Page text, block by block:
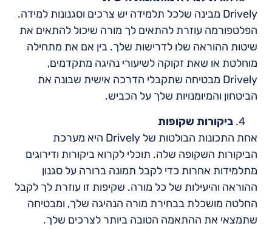
Drively מבינה שלכל תלמידה יש צרכים וסגנונות למידה.
הפלטפורמה עוזרת להתאים לך מורה שיכול להתאים את
שיטות ההוראה שלו לדרישות שלך. בין אם את מתחילה
מוחלטת או שאת זקוקה לשיעורי נהיגה מתקדמים,
Drively מבטיחה שתקבלי הדרכה אישית שבונה את
הביטחון והמיומנויות שלך על הכביש.
ביקורות שקופות
אחת התכונות הבולטות של Drively היא מערכת
הביקורות השקופה שלה. תוכלי לקרוא ביקורות ודירוגים
מתלמידות אחרות כדי לקבל תמונה ברורה על סגנון
ההוראה והיעילות של כל מורה. שקיפות זו עוזרת לך לקבל
החלטה מושכלת בבחירת מורה הנהיגה שלך, ומבטיחה
שתמצאי את ההתאמה הטובה ביותר לצרכים שלך.